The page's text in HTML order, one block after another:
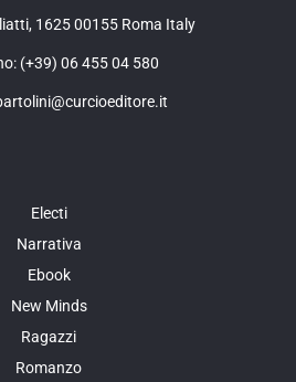
1625 00155 Roma Italy
(+39) 06 455 04 580
Electi
Narrativa
Ebook
New Minds
Ragazzi
Romanzo